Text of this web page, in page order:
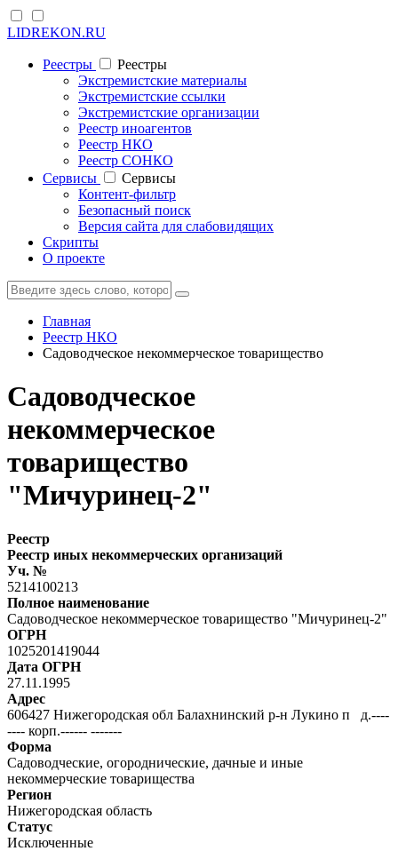
LIDREKON.RU
Реестры
Реестры
Экстремистские материалы
Экстремистские ссылки
Экстремистские организации
Реестр иноагентов
Реестр НКО
Реестр СОНКО
Cервисы
Cервисы
Контент-фильтр
Безопасный поиск
Версия сайта для слабовидящих
Скрипты
О проекте
Главная
Реестр НКО
Садоводческое некоммерческое товарищество
Садоводческое
некоммерческое
товарищество
"Мичуринец-2"
Реестр
Реестр иных некоммерческих организаций
Уч. №
5214100213
Полное наименование
Садоводческое некоммерческое товарищество "Мичуринец-2"
ОГРН
1025201419044
Дата ОГРН
27.11.1995
Адрес
606427 Нижегородская обл Балахнинский р-н Лукино п д.----
---- корп.------ -------
Форма
Садоводческие, огороднические, дачные и иные
некоммерческие товарищества
Регион
Нижегородская область
Статус
Исключенные